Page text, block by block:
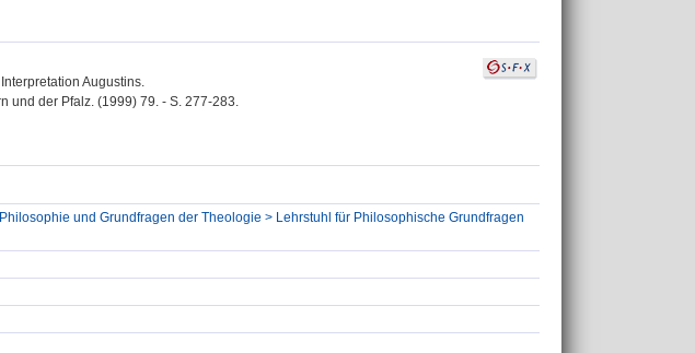
Augustins.
und der Pfalz. (1999) 79. - S. 277-283.
und Grundfragen der Theologie > Lehrstuhl für Philosophische Grundfragen